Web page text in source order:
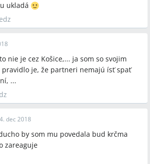
ukladá
nie je cez Košice,... ja som so svojim
pravidlo je, že partneri nemajú ísť spať
...
dec 2018
by som mu povedala bud krčma
zareaguje